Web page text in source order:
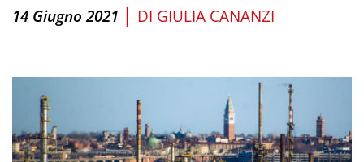
14 Giugno 2021 | DI GIULIA CANANZI